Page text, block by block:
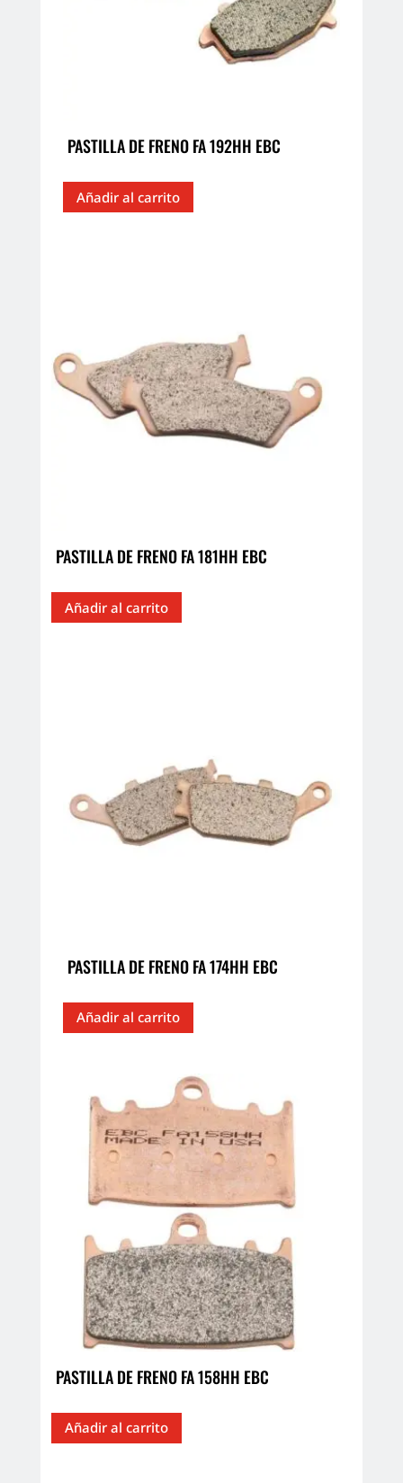
PASTILLA DE FRENO FA 192HH EBC
Añadir al carrito
PASTILLA DE FRENO FA 181HH EBC
Añadir al carrito
PASTILLA DE FRENO FA 174HH EBC
Añadir al carrito
PASTILLA DE FRENO FA 158HH EBC
Añadir al carrito